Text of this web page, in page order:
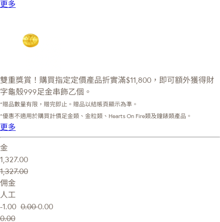
更多
雙重獎賞！購買指定定價產品折實滿$11,800，即可額外獲得財
字龜殼999足金串飾乙個。
*贈品數量有限，贈完即止。贈品以結帳頁顯示為準。
*優惠不適用於購買計價足金類、金粒類、Hearts On Fire類及鐘錶類產品。
更多
金
1,327.00
1,327.00
佣金
人工
-1.00 0.000.00
0.00